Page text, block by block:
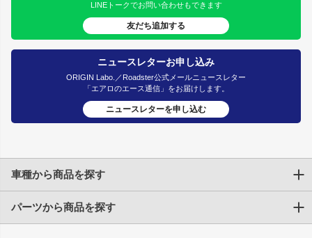
LINEトークでお問い合わせもできます
友だち追加する
ニュースレターお申し込み
ORIGIN Labo.／Roadster公式メールニュースレター
「エアロのエース通信」をお届けします。
ニュースレターを申し込む
車種から商品を探す
トヨタ
パーツから商品を探す